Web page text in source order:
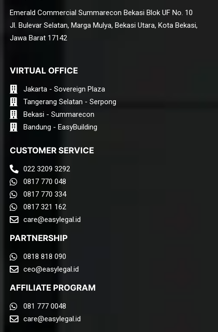
Emerald Commercial Summarecon Bekasi Blok UF No. 10
Jl. Bulevar Selatan, Marga Mulya, Bekasi Utara, Kota Bekasi,
Jawa Barat 17142
VIRTUAL OFFICE
Jakarta - Sovereign Plaza
Tangerang Selatan - Serpong
Bekasi - Summarecon
Bandung - EasyBuilding
CUSTOMER SERVICE
022 3209 3292
0817 770 048
0817 770 334
0817 321 162
care@easylegal.id​
PARTNERSHIP
0818 818 090
ceo@easylegal.id
AFFILIATE PROGRAM
081 777 0048
care@easylegal.id​